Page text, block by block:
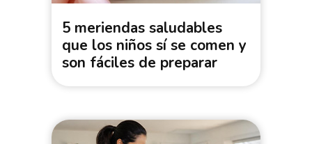
5 meriendas saludables
que los niños sí se comen y
son fáciles de preparar